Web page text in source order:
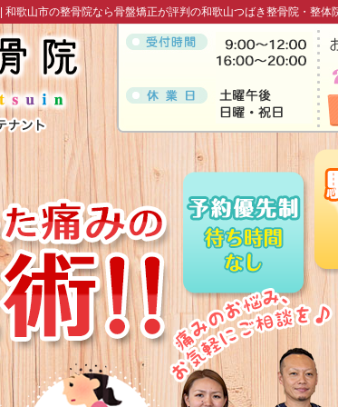
和歌山市の整骨院なら骨盤矯正が評判の和歌山つばき整骨院・整体